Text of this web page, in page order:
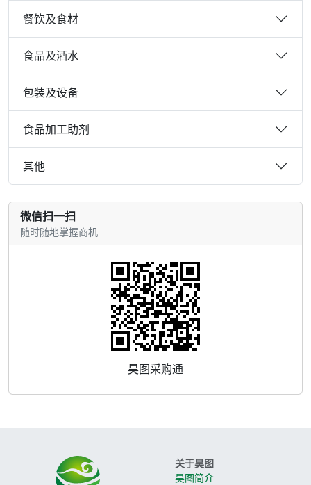
餐饮及食材
食品及酒水
包装及设备
食品加工助剂
其他
微信扫一扫
随时随地掌握商机
昊图采购通
关于昊图
昊图简介